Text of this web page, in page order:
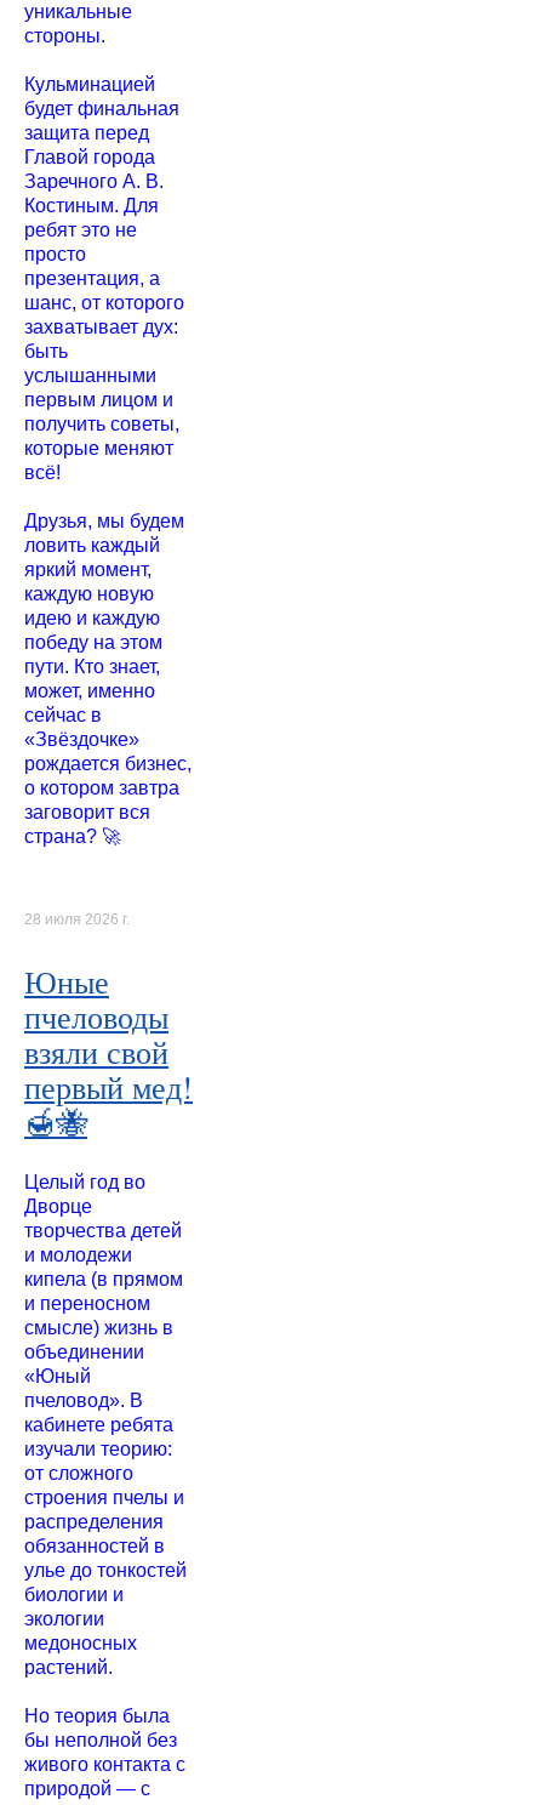
уникальные
стороны.
Кульминацией
будет финальная
защита перед
Главой города
Заречного А. В.
Костиным. Для
ребят это не
просто
презентация, а
шанс, от которого
захватывает дух:
быть
услышанными
первым лицом и
получить советы,
которые меняют
всё!
Друзья, мы будем
ловить каждый
яркий момент,
каждую новую
идею и каждую
победу на этом
пути. Кто знает,
может, именно
сейчас в
«Звёздочке»
рождается бизнес,
о котором завтра
заговорит вся
страна? 🚀
28 июля 2026 г.
Юные
пчеловоды
взяли свой
первый мед!
🍯🐝
Целый год во
Дворце
творчества детей
и молодежи
кипела (в прямом
и переносном
смысле) жизнь в
объединении
«Юный
пчеловод». В
кабинете ребята
изучали теорию:
от сложного
строения пчелы и
распределения
обязанностей в
улье до тонкостей
биологии и
экологии
медоносных
растений.
Но теория была
бы неполной без
живого контакта с
природой — с